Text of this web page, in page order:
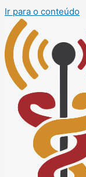
Ir para o conteúdo